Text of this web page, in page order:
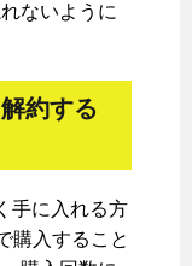
ないように
約する
手に入れる方
購入すること